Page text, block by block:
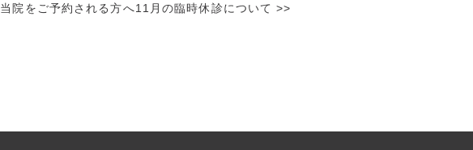
当院をご予約される方へ11月の臨時休診について>>